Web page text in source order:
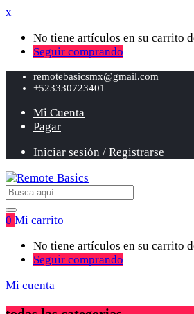
x
No tiene artículos en su carrito
Seguir comprando
remotebasicsmx@gmail.com
+523330723401
Mi Cuenta
Pagar
Iniciar sesión / Registrarse
0 Mi carrito
No tiene artículos en su carrito
Seguir comprando
Mi cuenta